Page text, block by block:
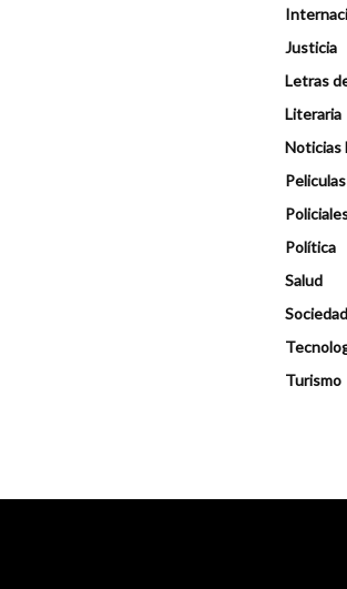
Justicia
Letras
Literaria
Noticias
Política
Salud
Sociedad
Turismo